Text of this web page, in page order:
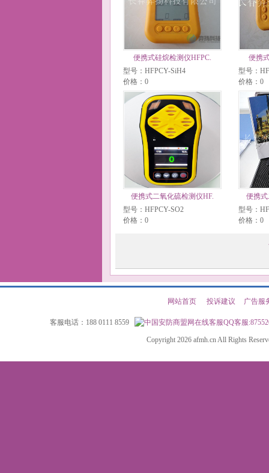
便携式硅烷检测仪HFPC.
型号：HFPCY-SiH4
价格：0
便携
型号：
价格：0
便携式二氧化硫检测仪HF.
型号：HFPCY-SO2
价格：0
便携
型号：
价格：0
网站首页| 投诉建议 广告服
客服电话：188 0111 8559 QQ客服
Copyright 2026 afmh.cn All Rights